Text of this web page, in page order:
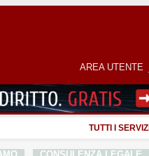
AREA UTENTE
TUTTI I SERVIZI